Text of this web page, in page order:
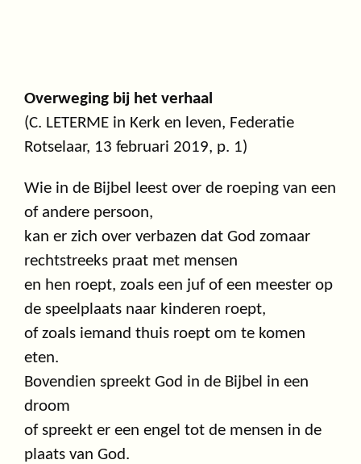
Overweging bij het verhaal
(C. LETERME in Kerk en leven, Federatie
Rotselaar, 13 februari 2019, p. 1)
Wie in de Bijbel leest over de roeping van een
of andere persoon,
kan er zich over verbazen dat God zomaar
rechtstreeks praat met mensen
en hen roept, zoals een juf of een meester op
de speelplaats naar kinderen roept,
of zoals iemand thuis roept om te komen
eten.
Bovendien spreekt God in de Bijbel in een
droom
of spreekt er een engel tot de mensen in de
plaats van God.